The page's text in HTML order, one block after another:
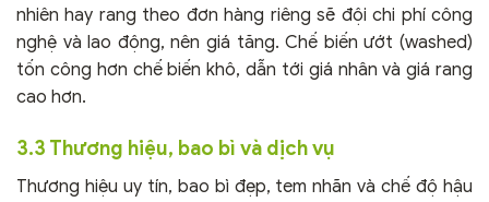
nhiên hay rang theo đơn hàng riêng sẽ đội chi phí công
nghệ và lao động, nên giá tăng. Chế biến ướt (washed)
tốn công hơn chế biến khô, dẫn tới giá nhân và giá rang
cao hơn.
3.3 Thương hiệu, bao bì và dịch vụ
Thương hiệu uy tín, bao bì đẹp, tem nhãn và chế độ hậu